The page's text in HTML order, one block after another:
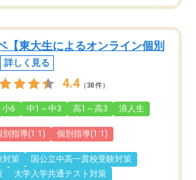
【東大生によるオンライン個別
詳しく見る
4.4 （38件）
小6 中1～中3 高1～高3 浪人生
別指導(1:1) 個別指導(1:1)
対策
国公立中高一貫校受験対策
大学入学共通テスト対策